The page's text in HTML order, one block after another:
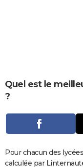
Carte de Noël
Carte Bonne année
Carte Saint-Valentin
Carte Pâques
Carte d'anniversaire
DICTIONNAIRE
Dictionnaire
Biographies
Citations
Expressions
Proverbes
PROGRAMME TV
S'inscrire
Se connecter
Lycées
Collèges
Primaires
Universités
Entreprises
Service militaire
Avis de recherche
AVIS DE DÉCÈS
Quel est le
?
Pour chacun des
calculée par